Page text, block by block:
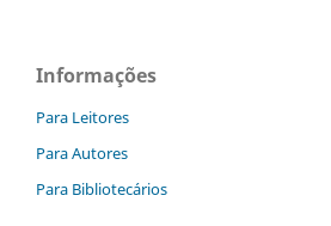
Informações
Para Leitores
Para Autores
Para Bibliotecários